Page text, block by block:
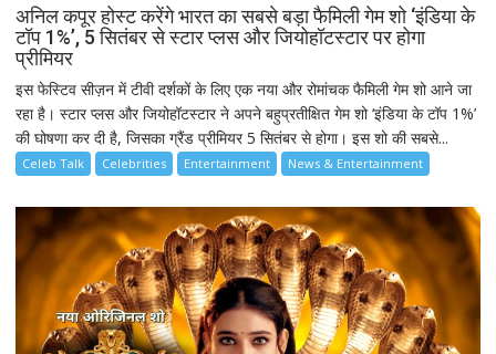
अनिल कपूर होस्ट करेंगे भारत का सबसे बड़ा फैमिली गेम शो ‘इंडिया के
टॉप 1%’, 5 सितंबर से स्टार प्लस और जियोहॉटस्टार पर होगा
प्रीमियर
इस फेस्टिव सीज़न में टीवी दर्शकों के लिए एक नया और रोमांचक फैमिली गेम शो आने जा
रहा है। स्टार प्लस और जियोहॉटस्टार ने अपने बहुप्रतीक्षित गेम शो ‘इंडिया के टॉप 1%’
की घोषणा कर दी है, जिसका ग्रैंड प्रीमियर 5 सितंबर से होगा। इस शो की सबसे...
Celeb Talk Celebrities Entertainment News & Entertainment